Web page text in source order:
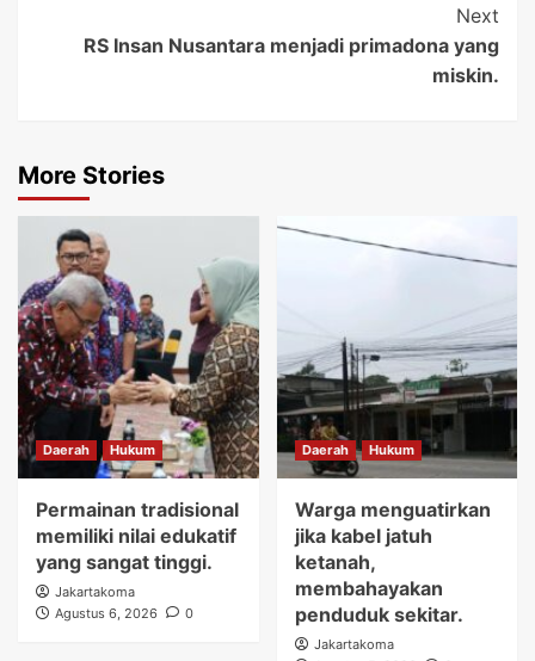
Next
RS Insan Nusantara menjadi primadona yang
miskin.
More Stories
Daerah Hukum
Permainan tradisional
memiliki nilai edukatif
yang sangat tinggi.
Jakartakoma
Agustus 6, 2026
0
Daerah Hukum
Warga menguatirkan
jika kabel jatuh
ketanah,
membahayakan
penduduk sekitar.
Jakartakoma